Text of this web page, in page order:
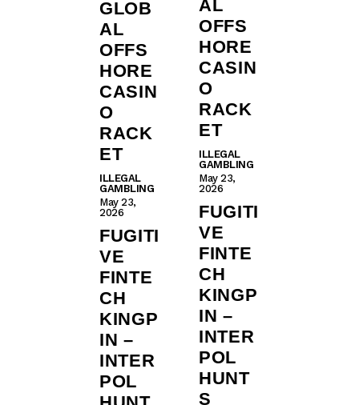
GLOB
AL
OFFS
HORE
CASIN
O
RACK
ET
ILLEGAL
GAMBLING
May 23,
2026
FUGITI
VE
FINTE
CH
KINGP
IN –
INTER
POL
AL
OFFS
HORE
CASIN
O
RACK
ET
ILLEGAL
GAMBLING
May 23,
2026
FUGITI
VE
FINTE
CH
KINGP
IN –
INTER
POL
HUNT
S